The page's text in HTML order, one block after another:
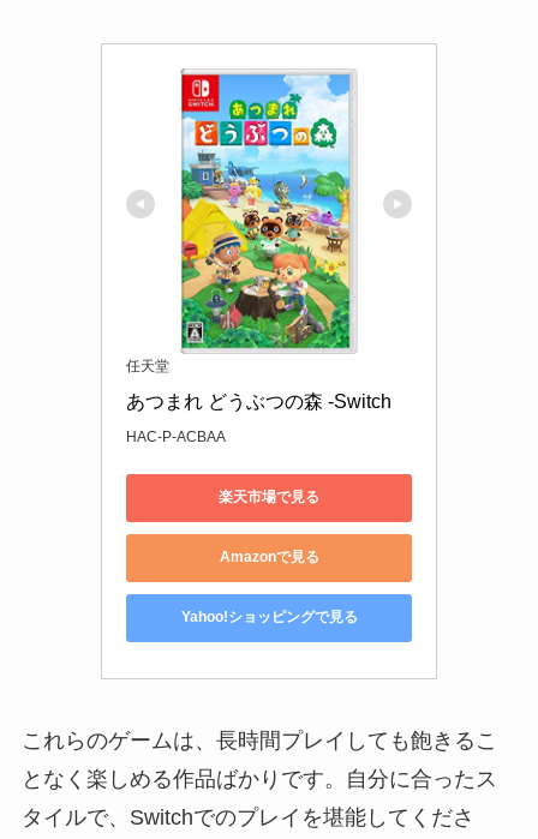
任天堂
あつまれ どうぶつの森 -Switch
HAC-P-ACBAA
楽天市場で見る
Amazonで見る
Yahoo!ショッピングで見る
これらのゲームは、長時間プレイしても飽きるこ
となく楽しめる作品ばかりです。自分に合ったス
タイルで、Switchでのプレイを堪能してくださ